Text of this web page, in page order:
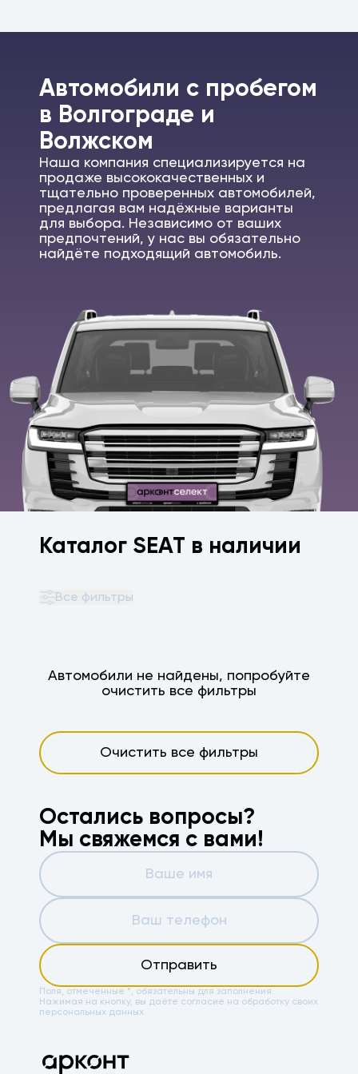
Автомобили c пробегом
в Волгограде и
Волжском
Наша компания специализируется на
продаже высококачественных и
тщательно проверенных автомобилей,
предлагая вам надёжные варианты
для выбора. Независимо от ваших
предпочтений, у нас вы обязательно
найдёте подходящий автомобиль.
Каталог SEAT в наличии
Автомобили не найдены, попробуйте
очистить все фильтры
Очистить все фильтры
Все фильтры
Остались вопросы?
Мы свяжемся с вами!
Отправить
Поля, отмеченные *, обязательны для заполнения.
Нажимая на кнопку, вы даёте согласие на обработку своих
персональных данных.